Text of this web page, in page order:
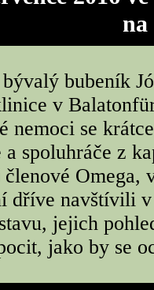
bubeník
v
nemoci se
spoluhráče z
Omega,
dříve navštívili
jejich
jako by se